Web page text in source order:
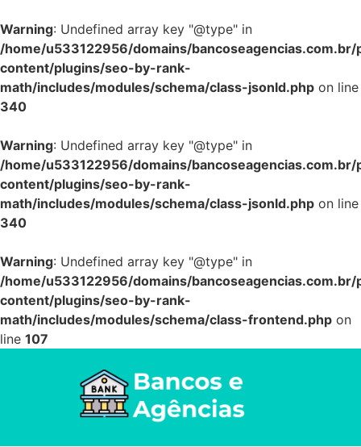
Warning: Undefined array key "@type" in
/home/u533122956/domains/
content/plugins/seo-by-rank-
math/includes/modules/schema/class-jsonld.php on line
340
Warning: Undefined array key "@type" in
/home/u533122956/domains/
content/plugins/seo-by-rank-
math/includes/modules/schema/class-jsonld.php on line
340
Warning: Undefined array key "@type" in
/home/u533122956/domains/
content/plugins/seo-by-rank-
math/includes/modules/schema/class-frontend.php on
line 107